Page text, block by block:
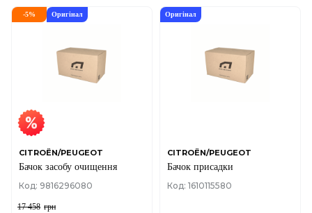
-5% Оригінал
CITROËN/PEUGEOT
Бачок засобу очищення
Код: 9816296080
17 458 грн
Оригінал
CITROËN/PEUGEOT
Бачок присадки
Код: 1610115580